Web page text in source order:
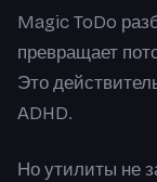
Magic ToDo
превращает
Это
ADHD.
Но утилиты не